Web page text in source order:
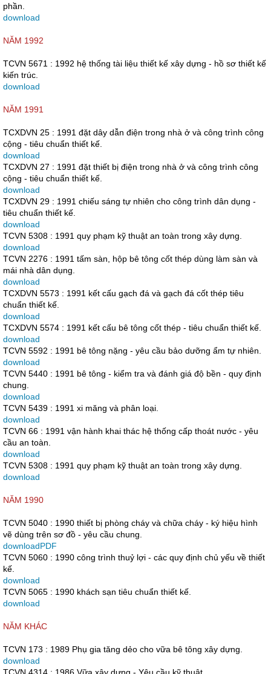
phần.
download
NĂM 1992
TCVN 5671 : 1992 hệ thống tài liệu thiết kế xây dựng - hồ sơ thiết kế
kiến trúc.
download
NĂM 1991
TCXDVN 25 : 1991 đặt dây dẫn điện trong nhà ở và công trình công
cộng - tiêu chuẩn thiết kế.
download
TCXDVN 27 : 1991 đặt thiết bị điện trong nhà ở và công trình công
cộng - tiêu chuẩn thiết kế.
download
TCXDVN 29 : 1991 chiếu sáng tự nhiên cho công trình dân dụng -
tiêu chuẩn thiết kế.
download
TCVN 5308 : 1991 quy phạm kỹ thuật an toàn trong xây dựng.
download
TCVN 2276 : 1991 tấm sàn, hộp bê tông cốt thép dùng làm sàn và
mái nhà dân dụng.
download
TCXDVN 5573 : 1991 kết cấu gạch đá và gạch đá cốt thép tiêu
chuẩn thiết kế.
download
TCXDVN 5574 : 1991 kết cấu bê tông cốt thép - tiêu chuẩn thiết kế.
download
TCVN 5592 : 1991 bê tông nặng - yêu cầu bảo dưỡng ẩm tự nhiên.
download
TCVN 5440 : 1991 bê tông - kiểm tra và đánh giá độ bền - quy định
chung.
download
TCVN 5439 : 1991 xi măng và phân loại.
download
TCVN 66 : 1991 vận hành khai thác hệ thống cấp thoát nước - yêu
cầu an toàn.
download
TCVN 5308 : 1991 quy phạm kỹ thuật an toàn trong xây dựng.
download
NĂM 1990
TCVN 5040 : 1990 thiết bị phòng cháy và chữa cháy - ký hiệu hình
vẽ dùng trên sơ đồ - yêu cầu chung.
downloadPDF
TCVN 5060 : 1990 công trình thuỷ lợi - các quy định chủ yếu về thiết
kế.
download
TCVN 5065 : 1990 khách sạn tiêu chuẩn thiết kế.
download
NĂM KHÁC
TCVN 173 : 1989 Phụ gia tăng dẻo cho vữa bê tông xây dựng.
download